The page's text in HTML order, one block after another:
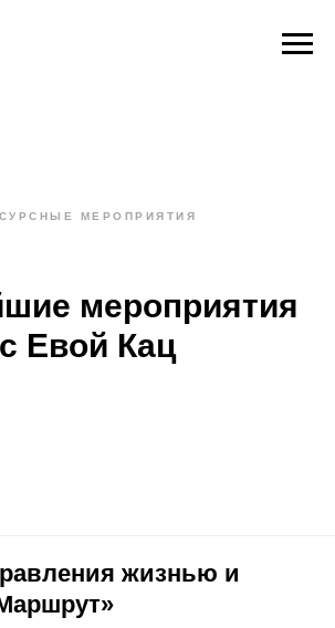
МЕРОПРИЯТИЯ
мероприятия
с Евой Кац
жизнью и